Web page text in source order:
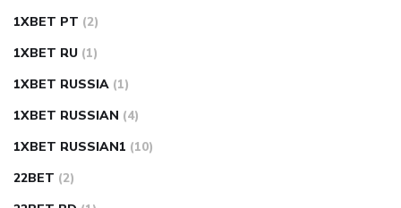
1XBET PT (2)
1XBET RU (1)
1XBET RUSSIA (1)
1XBET RUSSIAN (4)
1XBET RUSSIAN1 (10)
22BET (2)